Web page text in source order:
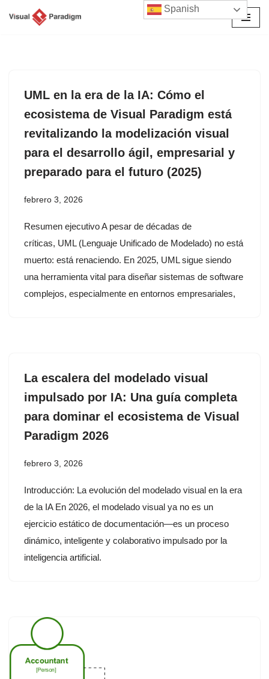
UML en la era de la IA: Cómo el
ecosistema de Visual Paradigm está
revitalizando la modelización visual
para el desarrollo ágil, empresarial y
preparado para el futuro (2025)
febrero 3, 2026
Resumen ejecutivo A pesar de décadas de
críticas, UML (Lenguaje Unificado de Modelado) no está
muerto: está renaciendo. En 2025, UML sigue siendo
una herramienta vital para diseñar sistemas de software
complejos, especialmente en entornos empresariales,
La escalera del modelado visual
impulsado por IA: Una guía completa
para dominar el ecosistema de Visual
Paradigm 2026
febrero 3, 2026
Introducción: La evolución del modelado visual en la era
de la IA En 2026, el modelado visual ya no es un
ejercicio estático de documentación—es un proceso
dinámico, inteligente y colaborativo impulsado por la
inteligencia artificial.
Spanish